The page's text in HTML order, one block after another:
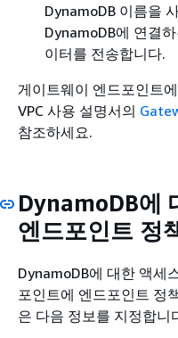
DynamoDB 이름을
DynamoDB에 연결
이터를 전송합니다.
게이트웨이 엔드포인트
VPC 사용 설명서의
참조하세요.
DynamoDB에
엔드포인트 정
DynamoDB에 대한 액세
포인트에 엔드포인트 정
은 다음 정보를 지정합니